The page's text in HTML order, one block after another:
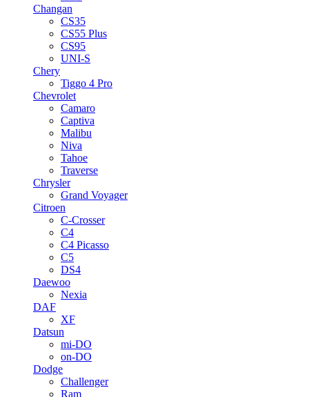
Changan
CS35
CS55 Plus
CS95
UNI-S
Chery
Tiggo 4 Pro
Chevrolet
Camaro
Captiva
Malibu
Niva
Tahoe
Traverse
Chrysler
Grand Voyager
Citroen
C-Crosser
C4
C4 Picasso
C5
DS4
Daewoo
Nexia
DAF
XF
Datsun
mi-DO
on-DO
Dodge
Challenger
Ram